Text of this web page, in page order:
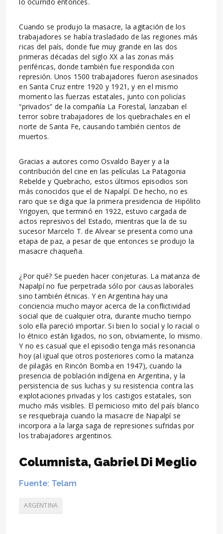
lo ocurrido entonces.
Cuando se produjo la masacre, la agitación de los
trabajadores se había trasladado de las regiones más
ricas del país, donde fue muy grande en las dos
primeras décadas del siglo XX a las zonas más
periféricas, donde también fue respondida con
represión. Unos 1500 trabajadores fueron asesinados
en Santa Cruz entre 1920 y 1921, y en el mismo
momento las fuerzas estatales, junto con policías
“privados” de la compañía La Forestal, lanzaban el
terror sobre trabajadores de los quebrachales en el
norte de Santa Fe, causando también cientos de
muertos.
Gracias a autores como Osvaldo Bayer y a la
contribución del cine en las películas La Patagonia
Rebelde y Quebracho, estos últimos episodios son
más conocidos que el de Napalpí. De hecho, no es
raro que se diga que la primera presidencia de Hipólito
Yrigoyen, que terminó en 1922, estuvo cargada de
actos represivos del Estado, mientras que la de su
sucesor Marcelo T. de Alvear se presenta como una
etapa de paz, a pesar de que entonces se produjo la
masacre chaqueña.
¿Por qué? Se pueden hacer conjeturas. La matanza de
Napalpí no fue perpetrada sólo por causas laborales
sino también étnicas. Y en Argentina hay una
conciencia mucho mayor acerca de la conflictividad
social que de cualquier otra, durante mucho tiempo
solo ella pareció importar. Si bien lo social y lo racial o
lo étnico están ligados, no son, obviamente, lo mismo.
Y no es casual que el episodio tenga más resonancia
hoy (al igual que otros posteriores como la matanza
de pilagás en Rincón Bomba en 1947), cuando la
presencia de población indígena en Argentina, y la
persistencia de sus luchas y su resistencia contra las
explotaciones privadas y los castigos estatales, son
mucho más visibles. El pernicioso mito del país blanco
se resquebraja cuando la masacre de Napalpí se
incorpora a la larga saga de represiones sufridas por
los trabajadores argentinos.
Columnista, Gabriel Di Meglio
Fuente: Telam
ARGENTINA